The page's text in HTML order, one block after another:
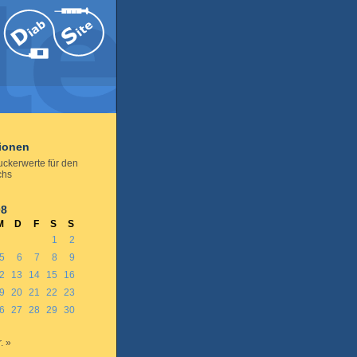
für den
D F S
S
1
2
5 6 7 8
9
13 14 15
16
20 21 22
23
27 28 29
30
»